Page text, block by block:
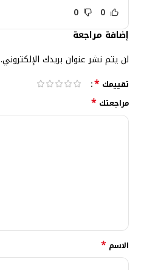
0
0
إضافة مراجعة
لن يتم نشر عنوان بريدك الإلكتروني.
تقييمك *
مراجعتك *
الاسم *